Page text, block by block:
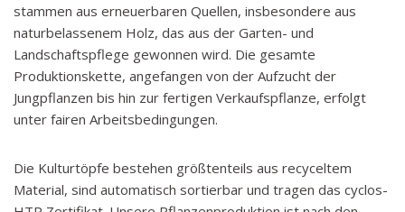
stammen aus erneuerbaren Quellen, insbesondere aus
naturbelassenem Holz, das aus der Garten- und
Landschaftspflege gewonnen wird. Die gesamte
Produktionskette, angefangen von der Aufzucht der
Jungpflanzen bis hin zur fertigen Verkaufspflanze, erfolgt
unter fairen Arbeitsbedingungen.
Die Kulturtöpfe bestehen größtenteils aus recyceltem
Material, sind automatisch sortierbar und tragen das cyclos-